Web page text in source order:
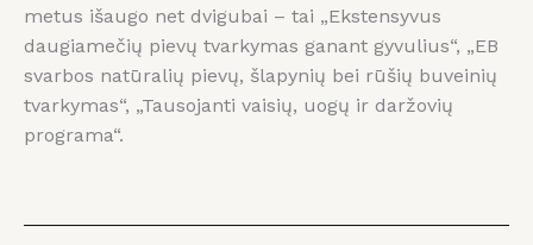
metus išaugo net dvigubai – tai „Ekstensyvus
daugiamečių pievų tvarkymas ganant gyvulius“, „EB
svarbos natūralių pievų, šlapynių bei rūšių buveinių
tvarkymas“, „Tausojanti vaisių, uogų ir daržovių
programa“.